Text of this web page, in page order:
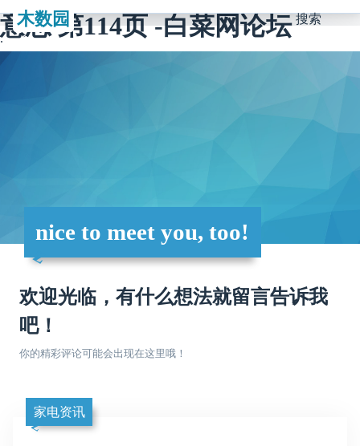
意思 第114页 -白菜网论坛
木数园 搜索
nice to meet you, too!
欢迎光临，有什么想法就留言告诉我
吧！
你的精彩评论可能会出现在这里哦！
家电资讯